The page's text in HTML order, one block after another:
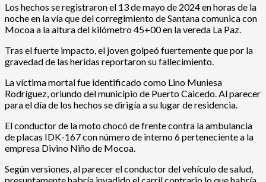
Los hechos se registraron el 13 de mayo de 2024 en horas de la
noche en la vía que del corregimiento de Santana comunica con
Mocoa a la altura del kilómetro 45+00 en la vereda La Paz.
Tras el fuerte impacto, el joven golpeó fuertemente que por la
gravedad de las heridas reportaron su fallecimiento.
La víctima mortal fue identificado como Lino Muniesa
Rodríguez, oriundo del municipio de Puerto Caicedo. Al parecer
para el día de los hechos se dirigía a su lugar de residencia.
El conductor de la moto chocó de frente contra la ambulancia
de placas IDK-167 con número de interno 6 perteneciente a la
empresa Divino Niño de Mocoa.
Según versiones, al parecer el conductor del vehículo de salud,